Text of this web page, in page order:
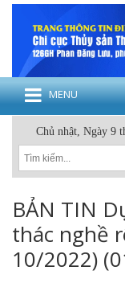
MENU
Chủ nhật, Ngày 9
BẢN TIN
thác nghề
10/2022)